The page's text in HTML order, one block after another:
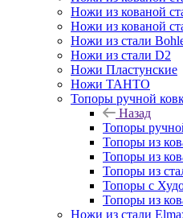
Ножи из кованой
Ножи из кованой
Ножи из стали
Ножи из стали D2
Ножи Пластунские
Ножи ТАНТО
Топоры ручной
Назад
Топоры
Топоры из
Топоры из
Топоры из
Топоры с
Топоры из
Ножи из стали